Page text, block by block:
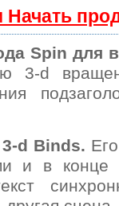
Начать
Spin для
3-d
d Binds.
и в конце